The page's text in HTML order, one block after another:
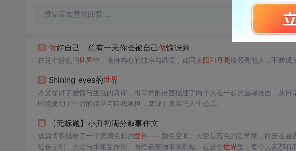
请发表友善的回复…
做好自己，总有一天你会被自己做惊讶到
在这个纷乱的世界中，保持内心的纯净与温暖，如同太阳和 月亮般照亮他人，不断成
Shining eyes的世界
本文探讨了爱情与生活的真谛，用诗意的语言描述了两个人在一起的温馨画面，从
时也提到了生活的艰辛与自我承担，展现了真实的人生态度。
【无标题】小升初满分叙事作文
这篇博客描绘了一个充满色彩的世界——颜色空间。天空是蓝色的哲学家，白云在昼
红色交织，火焰与水相互作用，而橙色宠物带来慰藉。在这个世界里，每个元素都有